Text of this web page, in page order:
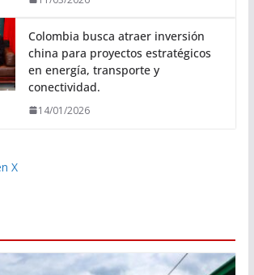
Colombia busca atraer inversión
china para proyectos estratégicos
en energía, transporte y
conectividad.
14/01/2026
X